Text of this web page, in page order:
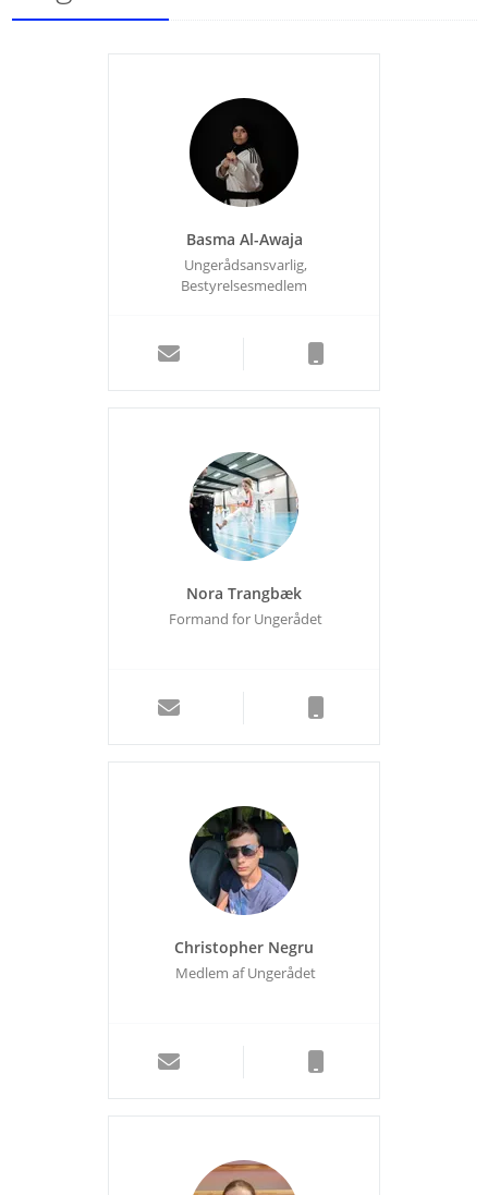
Basma Al-Awaja
Ungerådsansvarlig,
Bestyrelsesmedlem
Nora Trangbæk
Formand for Ungerådet
Christopher Negru
Medlem af Ungerådet